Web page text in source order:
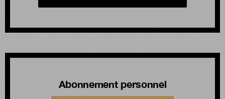
Abonnement personnel